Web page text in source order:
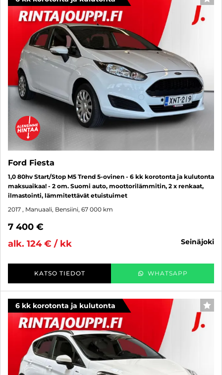
Ford Fiesta
1,0 80hv Start/Stop M5 Trend 5-ovinen - 6 kk korotonta ja kulutonta
maksuaikaa! - 2 om. Suomi auto, moottorilämmitin, 2 x renkaat,
ilmastointi, lämmitettävät etuistuimet
2017 , Manuaali, Bensiini, 67 000 km
7 400 €
alk. 124 € / kk
seinäjoki
KATSO TIEDOT WHATSAPP
6 kk korotonta ja kulutonta